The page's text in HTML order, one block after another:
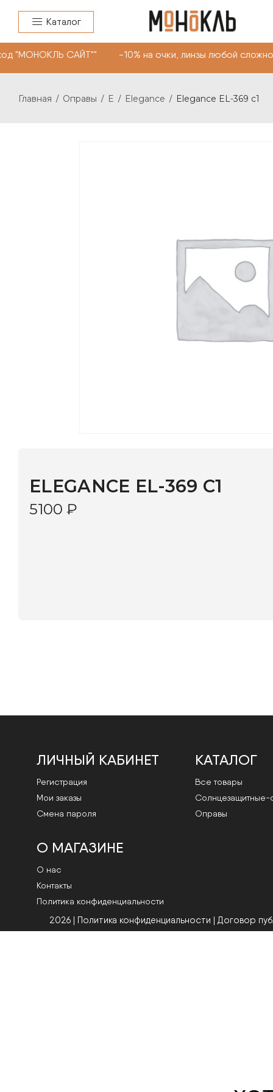
Каталог
САЙТ"" -10% на очки, линзы любой
Главная / Оправы / E / Elegance / Elegance EL-369 c1
ЛИЧНЫЙ КАБИНЕТ
Регистрация
Мои заказы
Смена пароля
КАТАЛОГ
Все товары
Cолнцезащитные-
Оправы
О МАГАЗИНЕ
О нас
Контакты
Политика конфиденциальности
2026 | Политика конфиденциальности | Договор